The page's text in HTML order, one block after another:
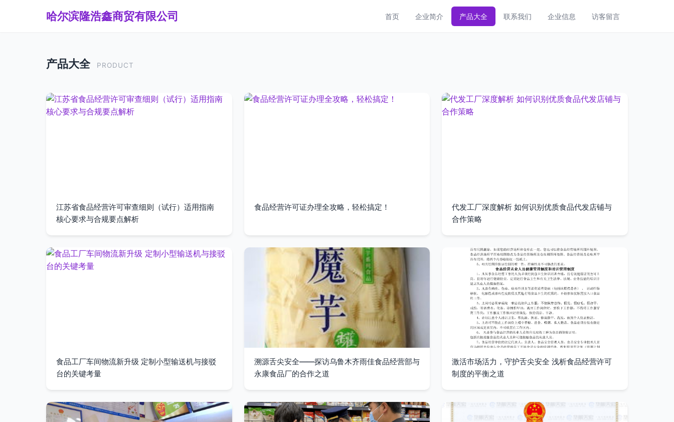
哈尔滨隆浩鑫商贸有限公司 首页 企业简介 产品大全 联系我们 企业信息 访客留言
产品大全 PRODUCT
江苏省食品经营许可审查细则（试行）适用指南
核心要求与合规要点解析
食品经营许可证办理全攻略，轻松搞定！
代发工厂深度解析 如何识别优质食品代发店铺与
合作策略
食品工厂车间物流新升级 定制小型输送机与接驳
台的关键考量
溯源舌尖安全——探访乌鲁木齐雨佳食品经营部与
永康食品厂的合作之道
激活市场活力，守护舌尖安全 浅析食品经营许可
制度的平衡之道